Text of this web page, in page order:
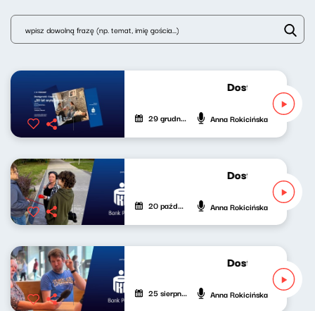
Dostępność: 20
29 grudnia 2025 Anna Rokicińska
Dostępność:
20 października 2025 Anna Rokicińska
Dostępność:
25 sierpnia 2025 Anna Rokicińska